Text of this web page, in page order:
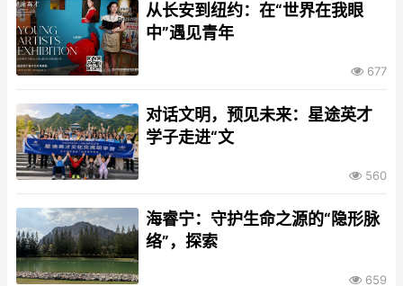
从长安到纽约：在“世界在我眼
中”遇见青年
677
对话文明，预见未来：星途英才
学子走进“文
560
海睿宁：守护生命之源的“隐形脉
络”，探索
659